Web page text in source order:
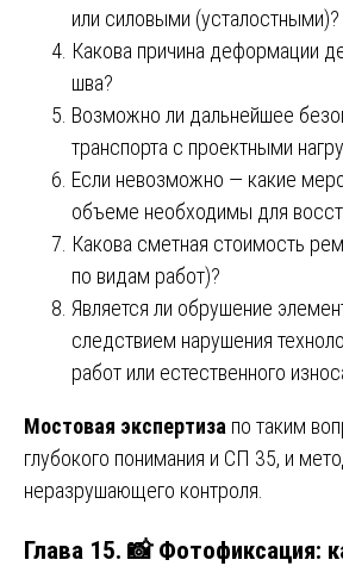
или силовыми (усталостными)?
Какова причина деформации
шва?
Возможно ли дальнейшее
транспорта с проектными
Если невозможно — какие
объеме необходимы для
Какова сметная стоимость
по видам работ)?
Является ли обрушение
следствием нарушения
работ или естественного
Мостовая экспертиза по таким
глубокого понимания и СП 35, и
неразрушающего контроля.
Глава 15. 📸 Фотофиксация: